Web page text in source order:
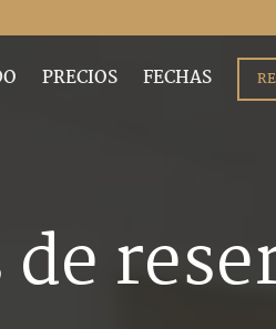
PRECIOS FECHAS